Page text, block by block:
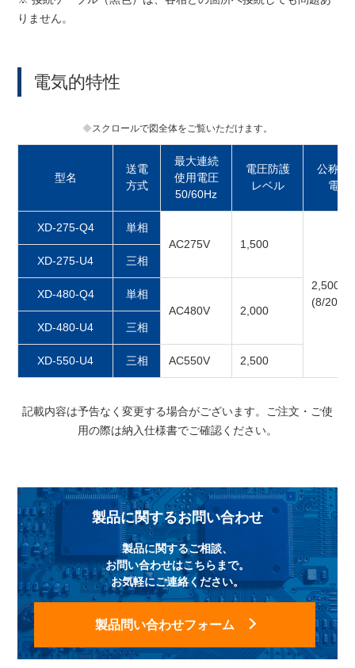
りません。
電気的特性
スクロールで図全体をご覧いただけます。
型名
送電
方式
最大連続
使用電圧
50/60Hz
電圧防護
レベル
公称放
電流
XD-275-Q4
単相
AC275V
1,500
2,500A
(8/20μs
XD-275-U4 三相
XD-480-Q4
単相
AC480V
2,000
XD-480-U4
三相
XD-550-U4 三相 AC550V 2,500
記載内容は予告なく変更する場合がございます。ご注文・ご使
用の際は納入仕様書でご確認ください。
製品に関するお問い合わせ
製品に関するご相談、
お問い合わせはこちらまで。
お気軽にご連絡ください。
製品問い合わせフォーム